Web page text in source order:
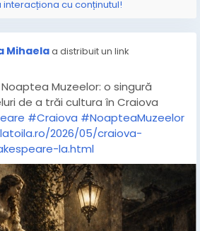
cu conținutul!
Mihaelaa distribuit un link
Muzeelor: o singură
de a trăi cultura în Craiova
#Craiova #NoapteaMuzeelor
2026/05/craiova-
la.html